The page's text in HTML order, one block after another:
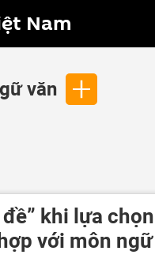
Nam
văn
đề” khi lựa
với môn